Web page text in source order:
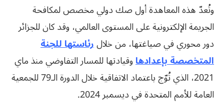
وتُعدّ هذه المعاهدة أول صك دولي مخصص لمكافحة
الجريمة الإلكترونية على المستوى العالمي، وقد كان للجزائر
دور محوري في صياغتها، من خلالرئاستها للجنة
المتخصصة بإعدادهاوقيادتها للمسار التفاوضي منذ ماي
2021، الذي تُوّج باعتماد الاتفاقية خلال الدورة الـ79 للجمعية
العامة للأمم المتحدة في ديسمبر 2024.